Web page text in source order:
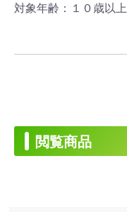
対象年齢：１０歳以上
閲覧商品